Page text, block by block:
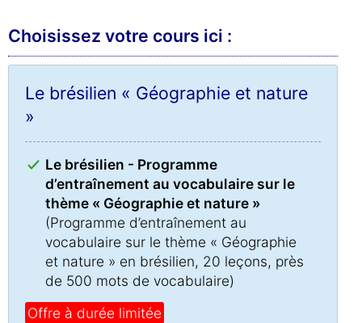
Choisissez votre cours ici :
Le brésilien « Géographie et nature
»
Le brésilien - Programme
d’entraînement au vocabulaire sur le
thème « Géographie et nature »
(Programme d’entraînement au
vocabulaire sur le thème « Géographie
et nature » en brésilien, 20 leçons, près
de 500 mots de vocabulaire)
Offre à durée limitée